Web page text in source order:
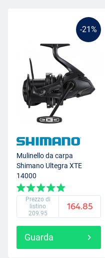
-21%
Mulinello da carpa
Shimano Ultegra XTE
14000
Prezzo di
listino
209.95
164.85
Guarda